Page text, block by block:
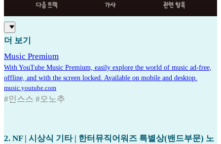
더 보기
Music Premium
With YouTube Music Premium, easily explore the world of music ad-free,
offline, and with the screen locked. Available on mobile and desktop.
music.youtube.com
#인스스 #오노추
2. NF | 시상식 기타 | 한터뮤직어워즈 특별상(밴드부문) 노